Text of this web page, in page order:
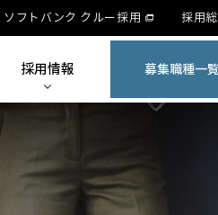
ソフトバンク クルー採用 採用
採用情報 募集職種一覧